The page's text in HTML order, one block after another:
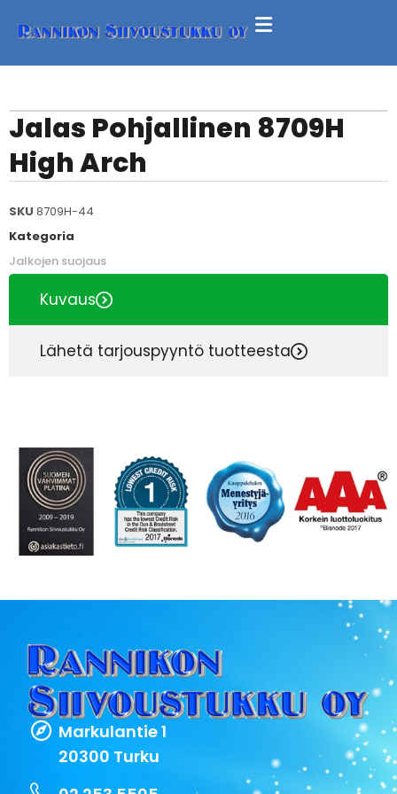
Jalas Pohjallinen 8709H
High Arch
SKU 8709H-44
Kategoria
Jalkojen suojaus
Kuvaus
Lähetä tarjouspyyntö tuotteesta
Markulantie 1
20300 Turku